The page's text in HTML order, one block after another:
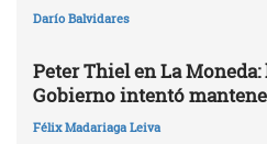
Darío Balvidares
Peter Thiel en La
Gobierno intentó
Félix Madariaga Leiva